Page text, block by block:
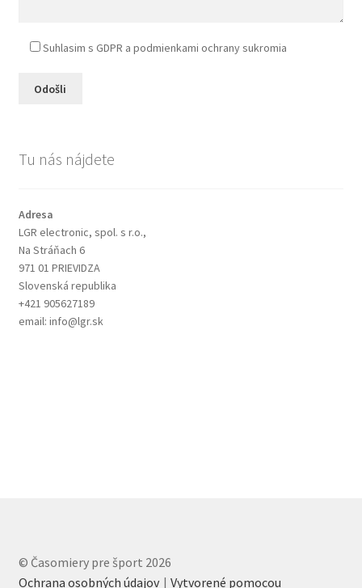
Suhlasim s GDPR a podmienkami ochrany sukromia
Tu nás nájdete
Adresa
LGR electronic, spol. s r.o.,
Na Stráňach 6
971 01 PRIEVIDZA
Slovenská republika
+421 905627189
email: info@lgr.sk
© Časomiery pre šport 2026
Ochrana osobných údajov
Vytvorené pomocou